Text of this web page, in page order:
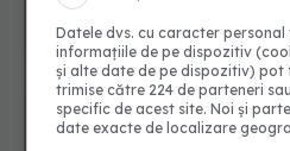
Datele dvs. cu caracter
informațiile de pe dispozitiv
și alte date de pe dispozitiv) pot
trimise către 224 de parteneri
specific de acest site. Noi și
date exacte de localizare